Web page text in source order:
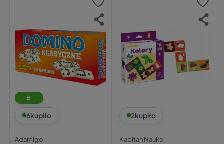
B
6kupiło
Adamigo
2kupiło
Kapitan Nauka